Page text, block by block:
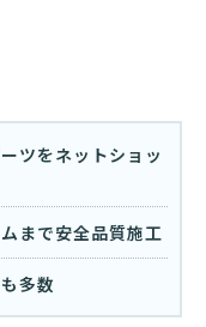
ツをネットショッ
まで安全品質施工
多数